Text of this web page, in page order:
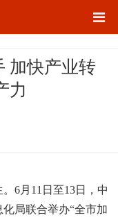
加快产业转
力
6月11日至13日，中
局联合举办“全市加